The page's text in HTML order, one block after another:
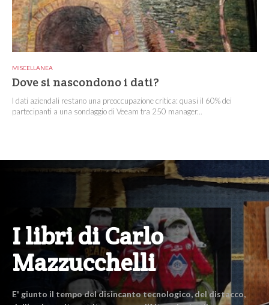
MISCELLANEA
Dove si nascondono i dati?
I dati aziendali restano una preoccupazione critica: quasi il 60% dei
partecipanti a una sondaggio di Veeam tra 250 manager...
I libri di Carlo
Mazzucchelli
E' giunto il tempo del disincanto tecnologico, del distacco,